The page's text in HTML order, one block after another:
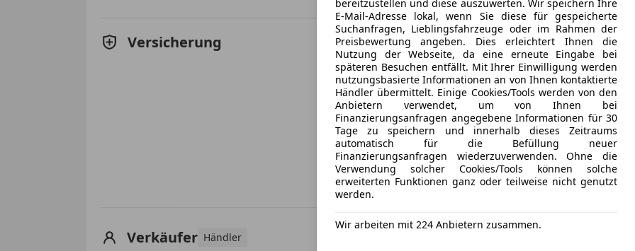
*Geschwindigkeitsbegrenzer
*Tire-Mobility-Set
*Digitaler Radioempfang (DAB)
*Außenspiegel und Türgriffe in Wagenfarbe
*Becherhalter vorne
Versicherung Kfz-Versicherung
Versicherungsschutz an Ihre Bedürfnisse
Freischaden-Gutschein ab Stufe 0
Auto einfach online versichern & Rabatt holen
Jetzt berechnen
Verkäufer Händler
bereitzustellen und diese auszuwerten. Wir speichern Ihre
E-Mail-Adresse lokal, wenn Sie diese für gespeicherte
Suchanfragen, Lieblingsfahrzeuge oder im Rahmen der
Preisbewertung angeben. Dies erleichtert Ihnen die
Nutzung der Webseite, da eine erneute Eingabe bei
späteren Besuchen entfällt. Mit Ihrer Einwilligung werden
nutzungsbasierte Informationen an von Ihnen kontaktierte
Händler übermittelt. Einige Cookies/Tools werden von den
Anbietern verwendet, um von Ihnen bei
Finanzierungsanfragen angegebene Informationen für 30
Tage zu speichern und innerhalb dieses Zeitraums
automatisch für die Befüllung neuer
Finanzierungsanfragen wiederzuverwenden. Ohne die
Verwendung solcher Cookies/Tools können solche
erweiterten Funktionen ganz oder teilweise nicht genutzt
werden.
Wir arbeiten mit 224 Anbietern zusammen.